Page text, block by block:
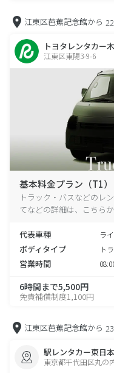
江東区芭蕉記念館から
トヨタレンタカー
江東区東陽3-9-6
基本料金プラン（T1）
トラック・バスなどのレ
てなどの詳細は、こちら
代表車種 ラ
ボディタイプ ト
営業時間
6時間まで5,500円
免責補償制度1,100円
江東区芭蕉記念館から
駅レンタカー東日
東京都千代田区丸